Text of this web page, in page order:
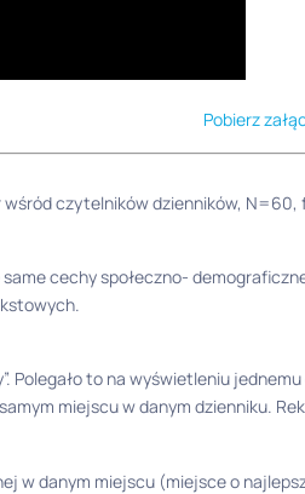
Pobierz
czytelników dzienników, N=60,
cechy społeczno-
Polegało to na wyświetleniu
miejscu w danym dzienniku.
w danym miejscu (miejsce o